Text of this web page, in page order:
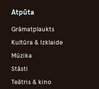
Atpūta
Grāmatplaukts
Kultūra & Izklaide
Mūzika
Stāsti
Teātris & kino